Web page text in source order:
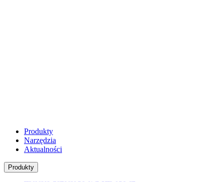
Produkty
Narzędzia
Aktualności
Produkty